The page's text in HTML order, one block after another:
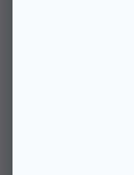
🔥